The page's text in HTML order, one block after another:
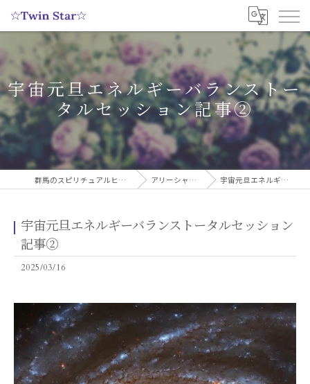
宇宙元旦エネルギーバランストー
タルセッション記事②
群馬のスピリチュアルヒーリングサロンなら実績多数の☆Twin Star☆ アリーシャのスピリチュアルブログ 宇宙元旦エネルギーバランストータルセッション記事②
宇宙元旦エネルギーバランストータルセッション
記事②
2025/03/16